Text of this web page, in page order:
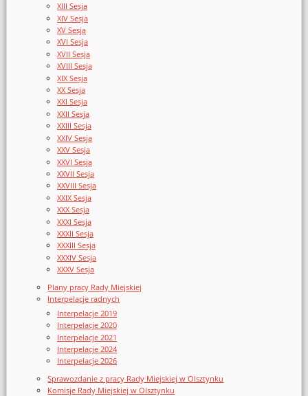
XIII Sesja
XIV Sesja
XV Sesja
XVI Sesja
XVII Sesja
XVIII Sesja
XIX Sesja
XX Sesja
XXI Sesja
XXII Sesja
XXIII Sesja
XXIV Sesja
XXV Sesja
XXVI Sesja
XXVII Sesja
XXVIII Sesja
XXIX Sesja
XXX Sesja
XXXI Sesja
XXXII Sesja
XXXIII Sesja
XXXIV Sesja
XXXV Sesja
Plany pracy Rady Miejskiej
Interpelacje radnych
Interpelacje 2019
Interpelacje 2020
Interpelacje 2021
Interpelacje 2024
Interpelacje 2026
Sprawozdanie z pracy Rady Miejskiej w Olsztynku
Komisje Rady Miejskiej w Olsztynku